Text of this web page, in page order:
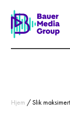
Hjem /Slik